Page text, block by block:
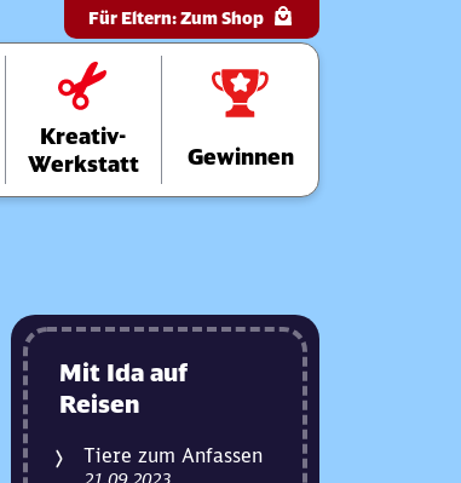
Kreativ-
Werkstatt
Gewinnen
Für Eltern:Zum Shop
Mit Ida auf
Reisen
Tiere zum Anfassen